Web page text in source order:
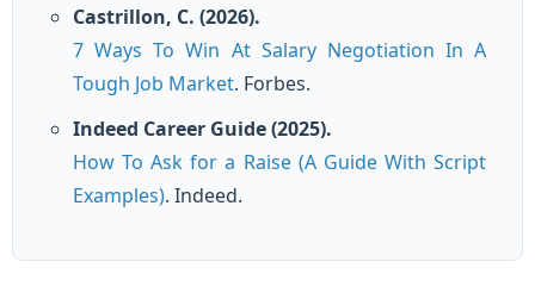
Castrillon, C. (2026).
7 Ways To Win At Salary Negotiation In A
Tough Job Market. Forbes.
Indeed Career Guide (2025).
How To Ask for a Raise (A Guide With Script
Examples). Indeed.